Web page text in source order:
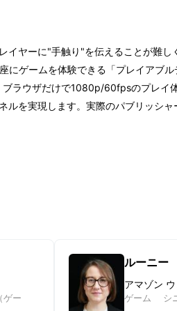
ヤーに"手触り"を伝えることが難
ゲームを体験できる「プレイアブ
ラウザだけで1080p/60fpsのプレイ
を実現します。実際のパブリッシ
ゲー
ルーニー
アマゾン
ゲーム シニ